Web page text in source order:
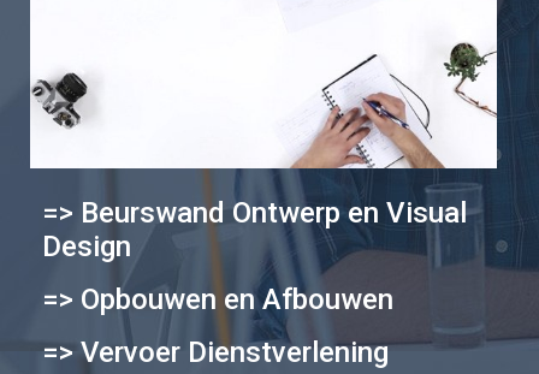
=> Beurswand Ontwerp en Visual
Design
=> Opbouwen en Afbouwen
=> Vervoer Dienstverlening